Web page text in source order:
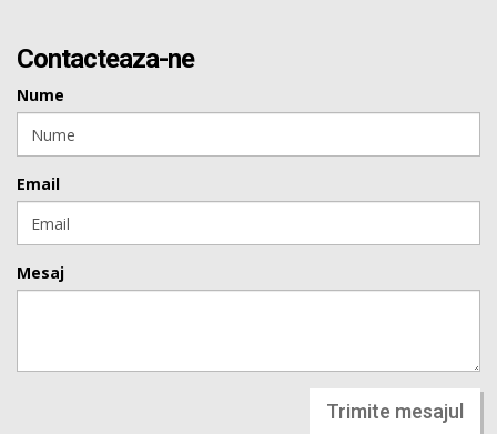
Contacteaza-ne
Nume
Email
Mesaj
Trimite mesajul